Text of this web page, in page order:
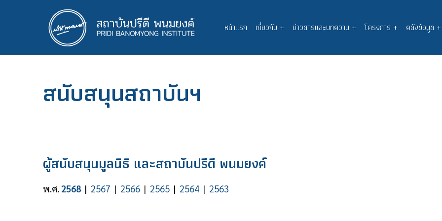
Main
navigation
หน้าแรก เกี่ยวกับ + ข่าวสารและบทความ + โครงการ + คลังข้อมูล +
สนับสนุนสถาบันฯ
ผู้สนับสนุนมูลนิธิ และสถาบันปรีดี พนมยงค์
พ.ศ. 2568 | 2567 | 2566 | 2565 | 2564 | 2563